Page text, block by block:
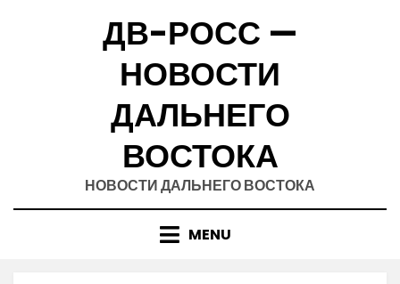
ДВ-РОСС —
НОВОСТИ
ДАЛЬНЕГО
ВОСТОКА
НОВОСТИ ДАЛЬНЕГО ВОСТОКА
MENU